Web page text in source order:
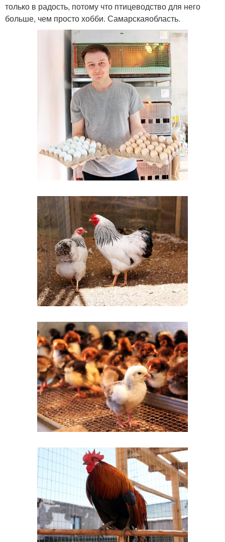
только в радость, потому что птицеводство для него
больше, чем просто хобби. Самарскаяобласть.